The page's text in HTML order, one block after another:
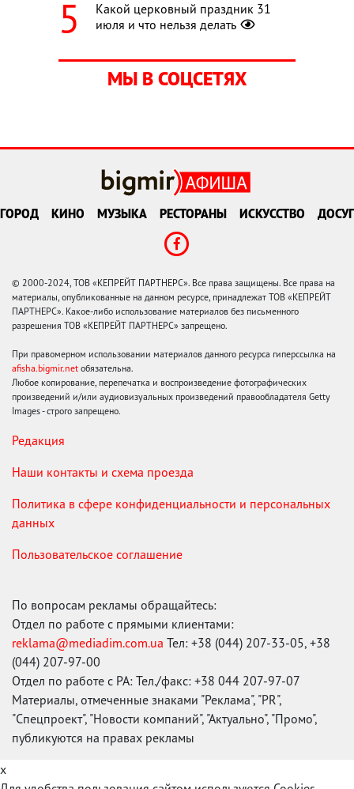
Какой церковный праздник 31
июля и что нельзя делать
МЫ В СОЦСЕТЯХ
ГОРОД КИНО МУЗЫКА РЕСТОРАНЫ ИСКУССТВО ДОСУГ
© 2000-2024, ТОВ «КЕПРЕЙТ ПАРТНЕРС». Все права защищены. Все права на
материалы, опубликованные на данном ресурсе, принадлежат ТОВ «КЕПРЕЙТ
ПАРТНЕРС». Какое-либо использование материалов без письменного
разрешения ТОВ «КЕПРЕЙТ ПАРТНЕРС» запрещено.
При правомерном использовании материалов данного ресурса гиперссылка на
afisha.bigmir.net обязательна.
Любое копирование, перепечатка и воспроизведение фотографических
произведений и/или аудиовизуальных произведений правообладателя Getty
Images - строго запрещено.
Редакция
Наши контакты и схема проезда
Политика в сфере конфиденциальности и персональных
данных
Пользовательское соглашение
По вопросам рекламы обращайтесь:
Отдел по работе с прямыми клиентами:
reklama@mediadim.com.ua Тел: +38 (044) 207-33-05, +38
(044) 207-97-00
Отдел по работе с РА: Тел./факс: +38 044 207-97-07
Материалы, отмеченные знаками "Реклама", "PR",
"Спецпроект", "Новости компаний", "Актуально", "Промо",
публикуются на правах рекламы
x